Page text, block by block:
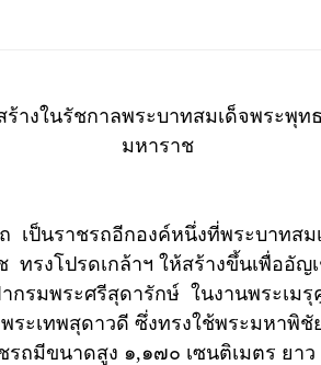
างในรัชกาลพระบาทสมเด็จพระพุ
มหาราช
ป็นราชรถอีกองค์หนึ่งที่พระบาทสม
ทรงโปรดเกล้าฯ ให้สร้างขึ้นเพื่ออัญ
ากรมพระศรีสุดารักษ์ ในงานพระเม
พระเทพสุดาวดี ซึ่งทรงใช้พระมหาพิ
ถมีขนาดสูง ๑,๑๗๐ เซนติเมตร ยา